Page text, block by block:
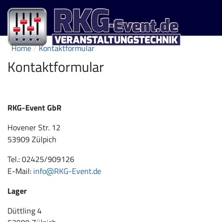
Home Kontaktformular
Kontaktformular
RKG-Event GbR
Hovener Str. 12
53909 Zülpich
Tel.: 02425/909126
E-Mail: info@RKG-Event.de
Lager
Düttling 4